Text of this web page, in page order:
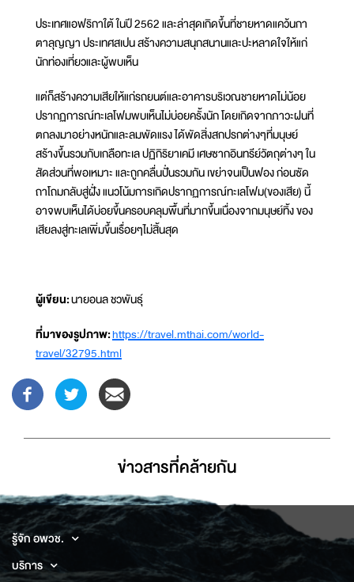
ประเทศแอฟริกาใต้ ในปี 2562 และล่าสุดเกิดขึ้นที่ชายหาดแคว้นกา
ตาลุญญา ประเทศสเปน สร้างความสนุกสนานและปะหลาดใจให้แก่
นักท่องเที่ยวและผู้พบเห็น
แต่ก็สร้างความเสียให้แก่รถยนต์และอาคารบริเวณชายหาดไม่น้อย
ปรากฏการณ์ทะเลโฟมพบเห็นไม่บ่อยครั้งนัก โดยเกิดจากภาวะฝนที่
ตกลงมาอย่างหนักและลมพัดแรง ได้พัดสิ่งสกปรกต่างๆที่มนุษย์
สร้างขึ้นรวมกับเกลือทะเล ปฏิกิริยาเคมี เศษซากอินทรีย์วัตถุต่างๆ ใน
สัดส่วนที่พอเหมาะ และถูกคลื่นปั่นรวมกัน เขย่าจนเป็นฟอง ก่อนซัด
ถาโถมกลับสู่ฝั่ง แนวโน้มการเกิดปรากฏการณ์ทะเลโฟม(ของเสีย) นี้
อาจพบเห็นได้บ่อยขึ้นครอบคลุมพื้นที่มากขึ้นเนื่องจากมนุษย์ทิ้ง ของ
เสียลงสู่ทะเลเพิ่มขึ้นเรื่อยๆไม่สิ้นสุด
ผู้เขียน:นายอนล ชวพันธุ์
ที่มาของรูปภาพ:https://travel.mthai.com/world-
travel/32795.html
ข่าวสารที่่คล้ายกัน
รู้จัก อพวช.
บริการ